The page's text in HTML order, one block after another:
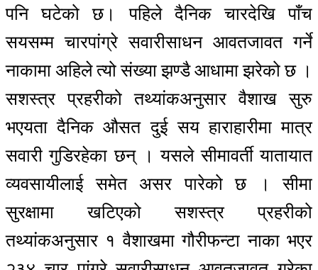
पनि घटेको छ। पहिले दैनिक चारदेखि पाँच
सयसम्म चारपांग्रे सवारीसाधन आवतजावत गर्ने
नाकामा अहिले त्यो संख्या झण्डै आधामा झरेको छ ।
सशस्त्र प्रहरीको तथ्यांकअनुसार वैशाख सुरु
भएयता दैनिक औसत दुई सय हाराहारीमा मात्र
सवारी गुडिरहेका छन् । यसले सीमावर्ती यातायात
व्यवसायीलाई समेत असर पारेको छ । सीमा
सुरक्षामा खटिएको सशस्त्र प्रहरीको
तथ्यांकअनुसार १ वैशाखमा गौरीफन्टा नाका भएर